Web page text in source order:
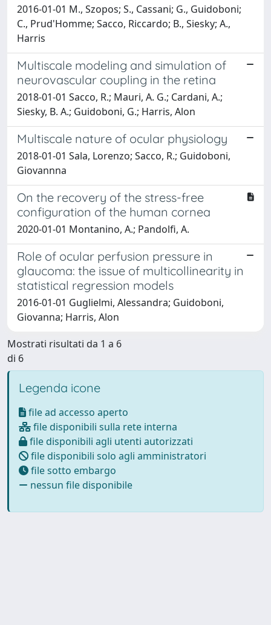
2016-01-01 M., Szopos; S., Cassani; G., Guidoboni;
C., Prud'Homme; Sacco, Riccardo; B., Siesky; A.,
Harris
Multiscale modeling and simulation of
neurovascular coupling in the retina
2018-01-01 Sacco, R.; Mauri, A. G.; Cardani, A.;
Siesky, B. A.; Guidoboni, G.; Harris, Alon
Multiscale nature of ocular physiology
2018-01-01 Sala, Lorenzo; Sacco, R.; Guidoboni,
Giovannna
On the recovery of the stress-free
configuration of the human cornea
2020-01-01 Montanino, A.; Pandolfi, A.
Role of ocular perfusion pressure in
glaucoma: the issue of multicollinearity in
statistical regression models
2016-01-01 Guglielmi, Alessandra; Guidoboni,
Giovanna; Harris, Alon
Mostrati risultati da 1 a 6
di 6
Legenda icone
file ad accesso aperto
file disponibili sulla rete interna
file disponibili agli utenti autorizzati
file disponibili solo agli amministratori
file sotto embargo
nessun file disponibile